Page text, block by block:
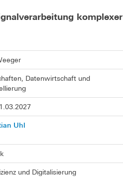
komplexer
Datenwirtschaft und
Uhl
und Digitalisierung